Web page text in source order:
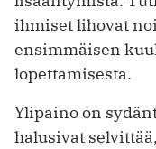
ihmiset lihovat
ensimmäisen
lopettamisesta.
Ylipaino on
halusivat